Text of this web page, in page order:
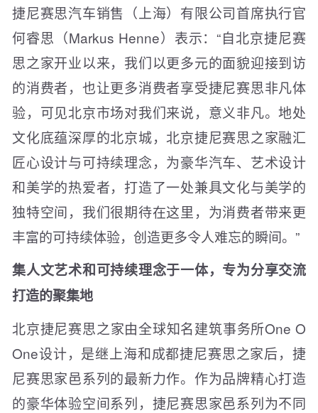
捷尼赛思汽车销售（上海）有限公司首席执行官
何睿思（Markus Henne）表示：“自北京捷尼赛
思之家开业以来，我们以更多元的面貌迎接到访
的消费者，也让更多消费者享受捷尼赛思非凡体
验，可见北京市场对我们来说，意义非凡。地处
文化底蕴深厚的北京城，北京捷尼赛思之家融汇
匠心设计与可持续理念，为豪华汽车、艺术设计
和美学的热爱者，打造了一处兼具文化与美学的
独特空间，我们很期待在这里，为消费者带来更
丰富的可持续体验，创造更多令人难忘的瞬间。”
集人文艺术和可持续理念于一体，专为分享交流
打造的聚集地
北京捷尼赛思之家由全球知名建筑事务所One O
One设计，是继上海和成都捷尼赛思之家后，捷
尼赛思家邑系列的最新力作。作为品牌精心打造
的豪华体验空间系列，捷尼赛思家邑系列为不同